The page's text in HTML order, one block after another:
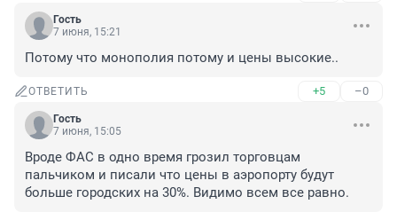
Гость
7 июня, 15:21
Потому что монополия потому и цены высокие..
ОТВЕТИТЬ +5 –0
Гость
7 июня, 15:05
Вроде ФАС в одно время грозил торговцам
пальчиком и писали что цены в аэропорту будут
больше городских на 30%. Видимо всем все равно.